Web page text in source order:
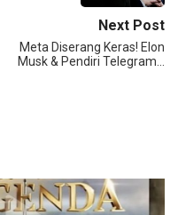
Next Post
Meta Diserang Keras! Elon
Musk & Pendiri Telegram…